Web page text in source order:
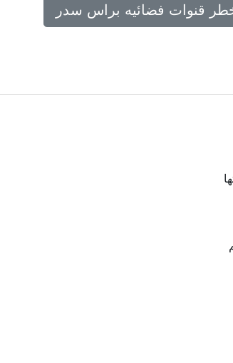
قنوات فضائيه براس سدر